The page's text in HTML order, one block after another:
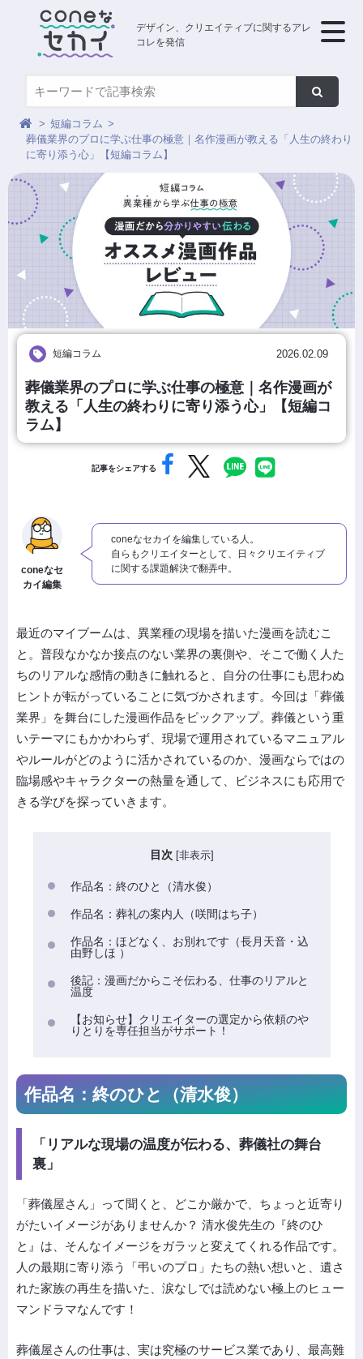
デザイン、クリエイティブに関するアレ
コレを発信
短編コラム
葬儀業界のプロに学ぶ仕事の極意｜名作漫画が教える「人生の終わり
に寄り添う心」【短編コラム】
短編コラム 2026.02.09
葬儀業界のプロに学ぶ仕事の極意｜名作漫画が
教える「人生の終わりに寄り添う心」【短編コ
ラム】
記事をシェアする
coneなセ
カイ編集
coneなセカイを編集している人。
自らもクリエイターとして、日々クリエイティブ
に関する課題解決で翻弄中。
最近のマイブームは、異業種の現場を描いた漫画を読むこ
と。普段なかなか接点のない業界の裏側や、そこで働く人た
ちのリアルな感情の動きに触れると、自分の仕事にも思わぬ
ヒントが転がっていることに気づかされます。今回は「葬儀
業界」を舞台にした漫画作品をピックアップ。葬儀という重
いテーマにもかかわらず、現場で運用されているマニュアル
やルールがどのように活かされているのか、漫画ならではの
臨場感やキャラクターの熱量を通して、ビジネスにも応用で
きる学びを探っていきます。
目次 [非表示]
作品名：終のひと（清水俊）
作品名：葬礼の案内人（咲間はち子）
作品名：ほどなく、お別れです（長月天音・込
由野しほ ）
後記：漫画だからこそ伝わる、仕事のリアルと
温度
【お知らせ】クリエイターの選定から依頼のや
りとりを専任担当がサポート！
作品名：終のひと（清水俊）
「リアルな現場の温度が伝わる、葬儀社の舞台
裏」
「葬儀屋さん」って聞くと、どこか厳かで、ちょっと近寄り
がたいイメージがありませんか？ 清水俊先生の『終のひ
と』は、そんなイメージをガラッと変えてくれる作品です。
人の最期に寄り添う「弔いのプロ」たちの熱い想いと、遺さ
れた家族の再生を描いた、涙なしでは読めない極上のヒュー
マンドラマなんです！
葬儀屋さんの仕事は、実は究極のサービス業であり、最高難